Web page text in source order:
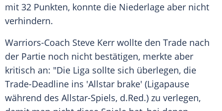
mit 32 Punkten, konnte die Niederlage aber nicht
verhindern.
Warriors-Coach Steve Kerr wollte den Trade nach
der Partie noch nicht bestätigen, merkte aber
kritisch an: "Die Liga sollte sich überlegen, die
Trade-Deadline ins 'Allstar brake' (Ligapause
während des Allstar-Spiels, d.Red.) zu verlegen,